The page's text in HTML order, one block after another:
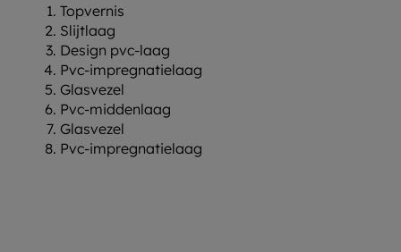
Topvernis
Slijtlaag
Design pvc-laag
Pvc-impregnatielaag
Glasvezel
Pvc-middenlaag
Glasvezel
Pvc-impregnatielaag